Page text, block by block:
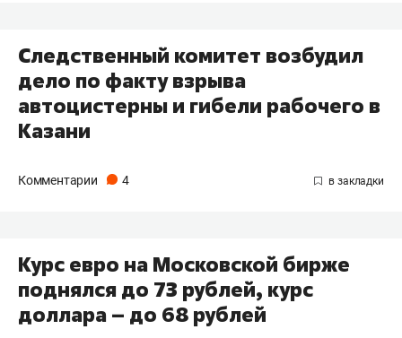
Следственный комитет возбудил
дело по факту взрыва
автоцистерны и гибели рабочего в
Казани
Комментарии 4
Курс евро на Московской бирже
поднялся до 73 рублей, курс
доллара – до 68 рублей